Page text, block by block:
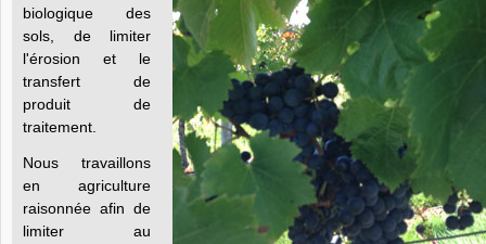
biologique des
sols, de limiter
l'érosion et le
transfert de
produit de
traitement.
Nous travaillons
en agriculture
raisonnée afin de
limiter au